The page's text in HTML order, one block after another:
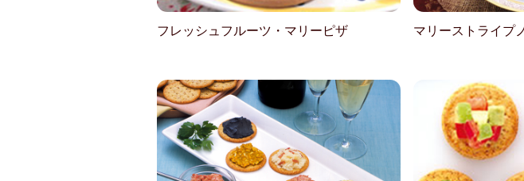
フレッシュフルーツ・マリーピザ マリーストライプ